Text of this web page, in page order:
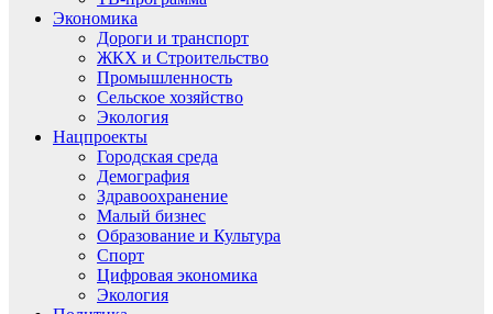
Экономика
Дороги и транспорт
ЖКХ и Строительство
Промышленность
Сельское хозяйство
Экология
Нацпроекты
Городская среда
Демография
Здравоохранение
Малый бизнес
Образование и Культура
Спорт
Цифровая экономика
Экология